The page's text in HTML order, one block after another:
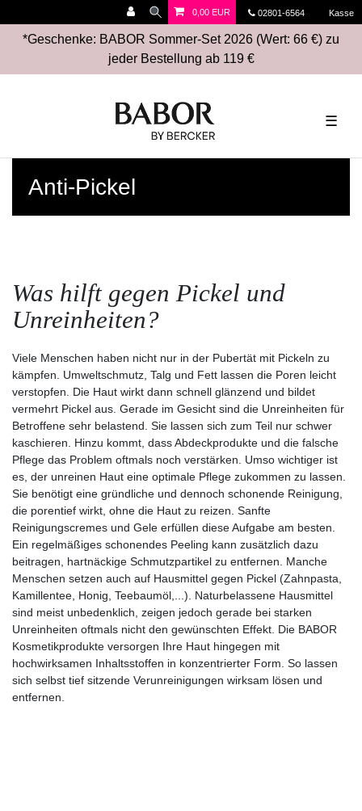
02801-6564 Kasse
0,00 EUR
*Geschenke: BABOR Sommer-Set 2026 (Wert: 66 €) zu
jeder Bestellung ab 119 €
☰
Anti-Pickel
Was hilft gegen Pickel und
Unreinheiten?
Viele Menschen haben nicht nur in der Pubertät mit Pickeln zu
kämpfen. Umweltschmutz, Talg und Fett lassen die Poren leicht
verstopfen. Die Haut wirkt dann schnell glänzend und bildet
vermehrt Pickel aus. Gerade im Gesicht sind die Unreinheiten für
Betroffene sehr belastend. Sie lassen sich zum Teil nur schwer
kaschieren. Hinzu kommt, dass Abdeckprodukte und die falsche
Pflege das Problem oftmals noch verstärken. Umso wichtiger ist
es, der unreinen Haut eine optimale Pflege zukommen zu lassen.
Sie benötigt eine gründliche und dennoch schonende Reinigung,
die porentief wirkt, ohne die Haut zu reizen. Sanfte
Reinigungscremes und Gele erfüllen diese Aufgabe am besten.
Ein regelmäßiges schonendes Peeling kann zusätzlich dazu
beitragen, hartnäckige Schmutzpartikel zu entfernen. Manche
Menschen setzen auch auf Hausmittel gegen Pickel (Zahnpasta,
Kamillentee, Honig, Teebaumöl,...). Naturbelassene Hausmittel
sind meist unbedenklich, zeigen jedoch gerade bei starken
Unreinheiten oftmals nicht den gewünschten Effekt. Die BABOR
Kosmetikprodukte versorgen Ihre Haut hingegen mit
hochwirksamen Inhaltsstoffen in konzentrierter Form. So lassen
sich selbst tief sitzende Verunreinigungen wirksam lösen und
entfernen.